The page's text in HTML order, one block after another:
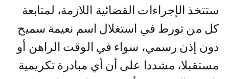
ستتخذ الإجراءات القضائية اللازمة، لمتابعة
كل من تورط في استغلال اسم نعيمة سميح
دون إذن رسمي، سواء في الوقت الراهن أو
مستقبلا، مشددا على أن أي مبادرة تكريمية